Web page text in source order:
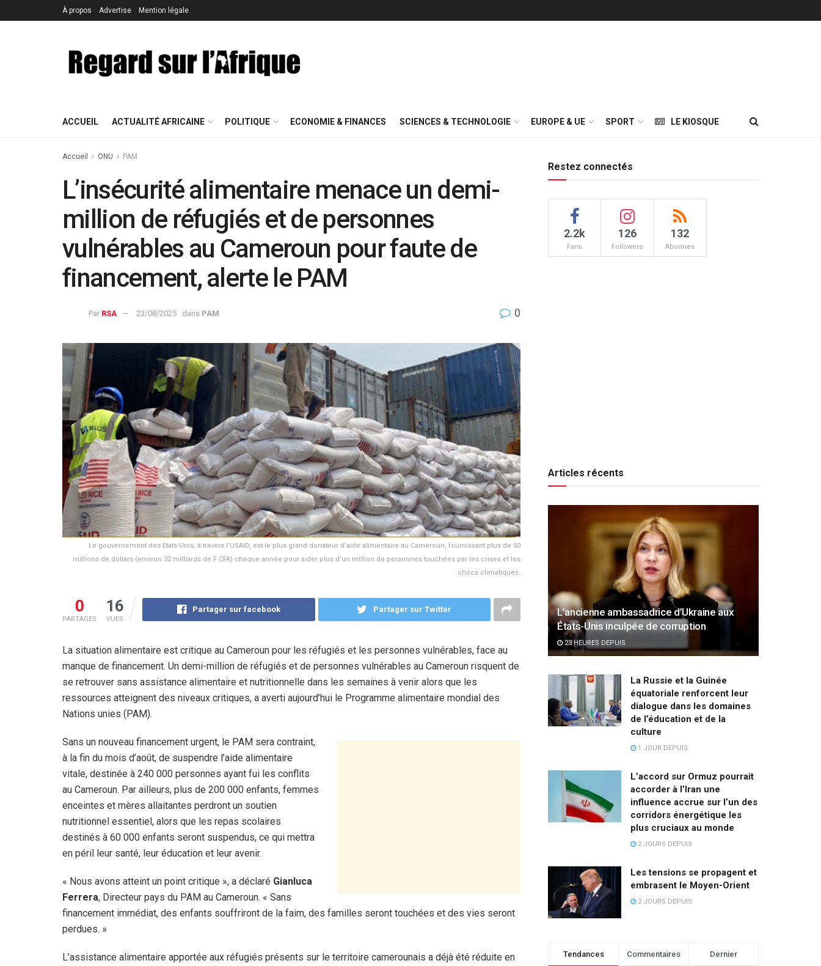
À propos Advertise Mention légale
ACCUEIL ACTUALITÉ AFRICAINE POLITIQUE ECONOMIE & FINANCES SCIENCES & TECHNOLOGIE EUROPE & UE SPORT LE KIOSQUE
Accueil ONU PAM
L’insécurité alimentaire menace un demi-
million de réfugiés et de personnes
vulnérables au Cameroun pour faute de
financement, alerte le PAM
Par RSA 23/08/2025 dans PAM 0
Le gouvernement des Etats-Unis, à travers l’USAID, est le plus grand donateur d’aide alimentaire au Cameroun, fournissant plus de 50
millions de dollars (environ 32 milliards de F CFA) chaque année pour aider plus d’un million de personnes touchées par les crises et les
chocs climatiques.
0
PARTAGES
16
VUES
Partager sur facebook Partager sur Twitter
La situation alimentaire est critique au Cameroun pour les réfugiés et les personnes vulnérables, face au
manque de financement. Un demi-million de réfugiés et de personnes vulnérables au Cameroun risquent de
se retrouver sans assistance alimentaire et nutritionnelle dans les semaines à venir alors que les
ressources atteignent des niveaux critiques, a averti aujourd’hui le Programme alimentaire mondial des
Nations unies (PAM).
Sans un nouveau financement urgent, le PAM sera contraint,
à la fin du mois d’août, de suspendre l’aide alimentaire
vitale, destinée à 240 000 personnes ayant fui les conflits
au Cameroun. Par ailleurs, plus de 200 000 enfants, femmes
enceintes et mères allaitantes perdront un soutien
nutritionnel essentiel, alors que les repas scolaires
destinés à 60 000 enfants seront suspendus, ce qui mettra
en péril leur santé, leur éducation et leur avenir.
« Nous avons atteint un point critique », a déclaré Gianluca
Ferrera, Directeur pays du PAM au Cameroun. « Sans
financement immédiat, des enfants souffriront de la faim, des familles seront touchées et des vies seront
perdues. »
L’assistance alimentaire apportée aux réfugiés présents sur le territoire camerounais a déjà été réduite en
Restez connectés
2.2k
Fans
126
Followers
132
Abonnés
Articles récents
L’ancienne ambassadrice d’Ukraine aux
États-Unis inculpée de corruption
23 HEURES DEPUIS
La Russie et la Guinée
équatoriale renforcent leur
dialogue dans les domaines
de l’éducation et de la
culture
1 JOUR DEPUIS
L’accord sur Ormuz pourrait
accorder à l’Iran une
influence accrue sur l’un des
corridors énergétique les
plus cruciaux au monde
2 JOURS DEPUIS
Les tensions se propagent et
embrasent le Moyen-Orient
2 JOURS DEPUIS
Tendances Commentaires Dernier